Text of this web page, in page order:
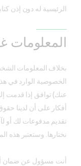
الرئيسية له دون إذن
المعلومات
بخلاف المعلومات
الخصوصية الوارد في
عنك) توافق إذا قدمت
أفكار على أن لدينا
تقديم مدفوعات لك أو
نختارها. وستعتبر هذه
أنت مسؤول عن ضمان